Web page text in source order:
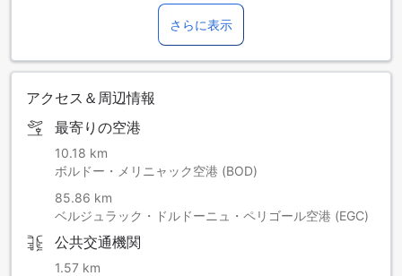
さらに表示
アクセス＆周辺情報
最寄りの空港
10.18 km
ボルドー・メリニャック空港 (BOD)
85.86 km
ベルジュラック・ドルドーニュ・ペリゴール空港 (EGC)
公共交通機関
1.57 km